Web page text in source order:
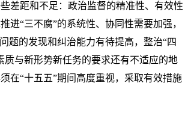
差距和不足：政治监督的精准性、有效性
进“三不腐”的系统性、协同性需要加强，
题的发现和纠治能力有待提高，整治“四
与新形势新任务的要求还有不适应的地
在“十五五”期间高度重视，采取有效措施